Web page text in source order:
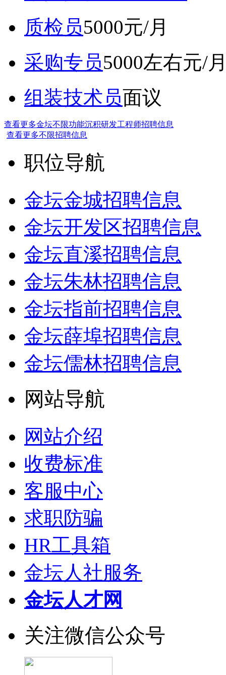
质检员5000元/月
采购专员5000左右元/
组装技术员面议
查看更多金坛不限功能沉积研发工程师招聘信息
查看更多不限招聘信息
职位导航
金坛金城招聘信息
金坛开发区招聘信息
金坛直溪招聘信息
金坛朱林招聘信息
金坛指前招聘信息
金坛薛埠招聘信息
金坛儒林招聘信息
网站导航
网站介绍
收费标准
客服中心
求职防骗
HR工具箱
金坛人社服务
金坛人才网
关注微信公众号